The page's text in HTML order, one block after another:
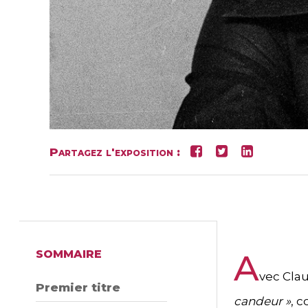
Partagez l'exposition :
SOMMAIRE
Premier titre Avec
candeur »,